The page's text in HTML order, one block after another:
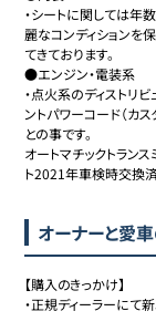
・シートに関しては年
麗なコンディションを
てきております。
●エンジン・電装系
・点火系のディストリ
ントパワーコード（カ
との事です。
オートマチックトラン
ト2021年車検時交換済
オーナーと愛
【購入のきっかけ】
・正規ディーラーにて